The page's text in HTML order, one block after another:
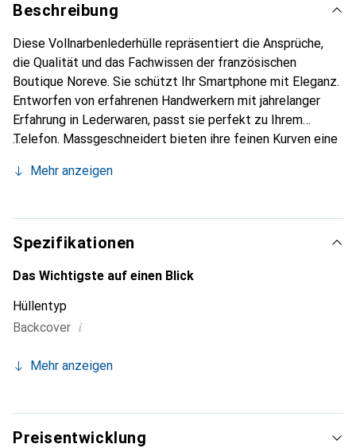
Beschreibung
Diese Vollnarbenlederhülle repräsentiert die Ansprüche,
die Qualität und das Fachwissen der französischen
Boutique Noreve. Sie schützt Ihr Smartphone mit Eleganz.
Entworfen von erfahrenen Handwerkern mit jahrelanger
Erfahrung in Lederwaren, passt sie perfekt zu Ihrem
Telefon. Massgeschneidert bieten ihre feinen Kurven eine
unverzichtbaren Accessoire für Ihr Smartphone.
die Marke Noreve eine zuverlässige Wahl für eine
anspruchsvolle Kundschaft.
Mehr anzeigen
Spezifikationen
Das Wichtigste auf einen Blick
Hüllentyp
Backcover i
Mehr anzeigen
Preisentwicklung